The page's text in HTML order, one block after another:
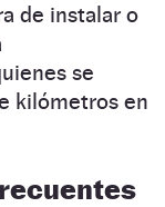
de instalar o
se
kilómetros en